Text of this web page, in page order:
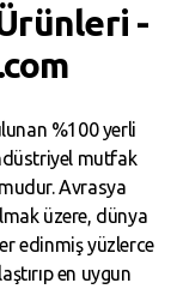
-
%100 yerli
mutfak
Avrasya
üzere, dünya
edinmiş yüzlerce
en uygun